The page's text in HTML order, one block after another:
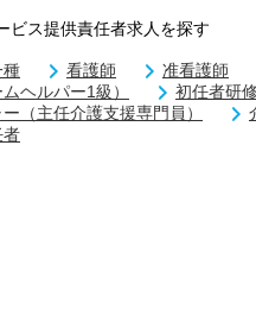
ビス提供責任者求人を探す
種 看護師 准看護師
ヘルパー1級）
初任者研
（主任介護支援専門員）
者